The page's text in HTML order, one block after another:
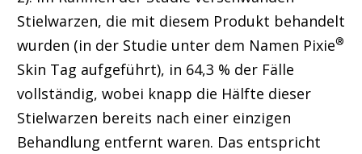
Stielwarzen, die mit diesem Produkt behandelt
wurden (in der Studie unter dem Namen Pixie®
Skin Tag aufgeführt), in 64,3 % der Fälle
vollständig, wobei knapp die Hälfte dieser
Stielwarzen bereits nach einer einzigen
Behandlung entfernt waren. Das entspricht